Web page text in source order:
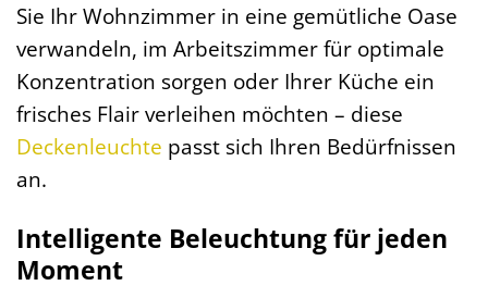
Sie Ihr Wohnzimmer in eine gemütliche Oase
verwandeln, im Arbeitszimmer für optimale
Konzentration sorgen oder Ihrer Küche ein
frisches Flair verleihen möchten – diese
Deckenleuchte passt sich Ihren Bedürfnissen
an.
Intelligente Beleuchtung für jeden
Moment